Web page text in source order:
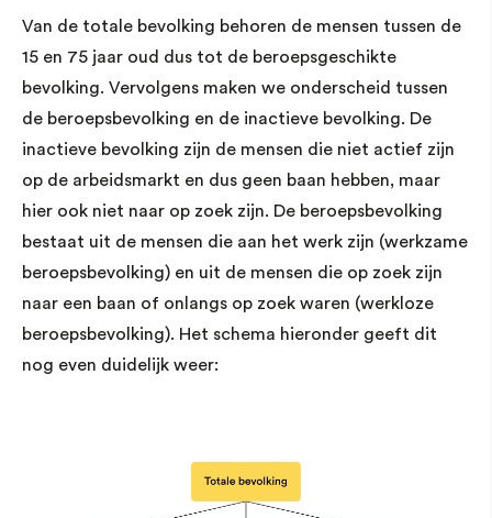
Van de totale bevolking behoren de mensen tussen de
15 en 75 jaar oud dus tot de beroepsgeschikte
bevolking. Vervolgens maken we onderscheid tussen
de beroepsbevolking en de inactieve bevolking. De
inactieve bevolking zijn de mensen die niet actief zijn
op de arbeidsmarkt en dus geen baan hebben, maar
hier ook niet naar op zoek zijn. De beroepsbevolking
bestaat uit de mensen die aan het werk zijn (werkzame
beroepsbevolking) en uit de mensen die op zoek zijn
naar een baan of onlangs op zoek waren (werkloze
beroepsbevolking). Het schema hieronder geeft dit
nog even duidelijk weer: